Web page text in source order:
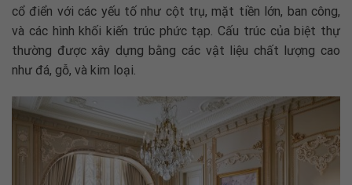
cổ điển với các yếu tố như cột trụ, mặt tiền lớn, ban công,
và các hình khối kiến trúc phức tạp. Cấu trúc của biệt thự
thường được xây dựng bằng các vật liệu chất lượng cao
như đá, gỗ, và kim loại.